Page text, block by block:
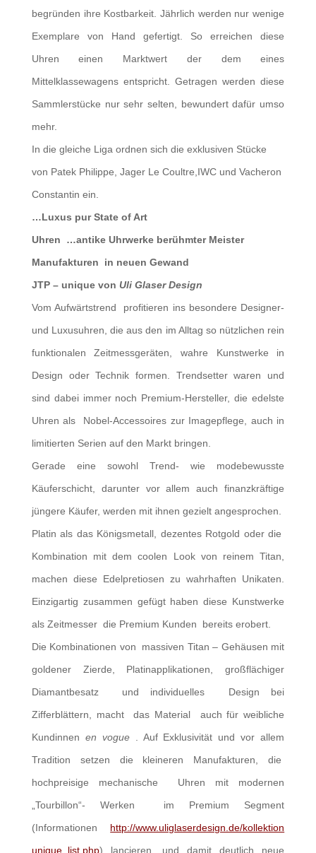
begründen ihre Kostbarkeit. Jährlich werden nur wenige
Exemplare von Hand gefertigt. So erreichen diese
Uhren einen Marktwert der dem eines
Mittelklassewagens entspricht. Getragen werden diese
Sammlerstücke nur sehr selten, bewundert dafür umso
mehr.
In die gleiche Liga ordnen sich die exklusiven Stücke
von Patek Philippe, Jager Le Coultre,IWC und Vacheron
Constantin ein.
…Luxus purState of Art
Uhren …antike Uhrwerke berühmter Meister
Manufakturen in neuen Gewand
JTP – unique von Uli Glaser Design
Vom Aufwärtstrend profitieren ins besondere Designer-
und Luxusuhren, die aus den im Alltag so nützlichen rein
funktionalen Zeitmessgeräten, wahre Kunstwerke in
Design oder Technik formen. Trendsetter waren und
sind dabei immer noch Premium-Hersteller, die edelste
Uhren als Nobel-Accessoires zur Imagepflege, auch in
limitierten Serien auf den Markt bringen.
Gerade eine sowohl Trend- wie modebewusste
Käuferschicht, darunter vor allem auch finanzkräftige
jüngere Käufer, werden mit ihnen gezielt angesprochen.
Platin als das Königsmetall, dezentes Rotgold oder die
Kombination mit dem coolen Look von reinem Titan,
machen diese Edelpretiosen zu wahrhaften Unikaten.
Einzigartig zusammen gefügt haben diese Kunstwerke
als Zeitmesser die Premium Kunden bereits erobert.
Die Kombinationen von massiven Titan – Gehäusen mit
goldener Zierde, Platinapplikationen, großflächiger
Diamantbesatz und individuelles Design bei
Zifferblättern, macht das Material auch für weibliche
Kundinnen en vogue. Auf Exklusivität und vor allem
Tradition setzen die kleineren Manufakturen, die
hochpreisige mechanische Uhren mit modernen
„Tourbillon“- Werken im Premium Segment
(Informationen http://www.uliglaserdesign.de/kollektion
unique_list.php) lancieren, und damit deutlich neue